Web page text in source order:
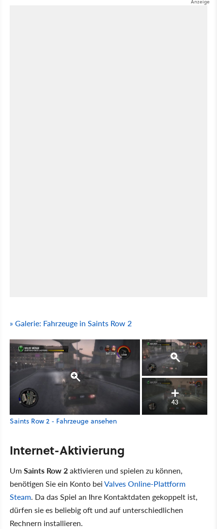
» Galerie: Fahrzeuge in Saints Row 2
43
Saints Row 2 - Fahrzeuge ansehen
Internet-Aktivierung
UmSaints Row 2aktivieren und spielen zu können,
benötigen Sie ein Konto beiValves Online-Plattform
Steam. Da das Spiel an Ihre Kontaktdaten gekoppelt ist,
dürfen sie es beliebig oft und auf unterschiedlichen
Rechnern installieren.